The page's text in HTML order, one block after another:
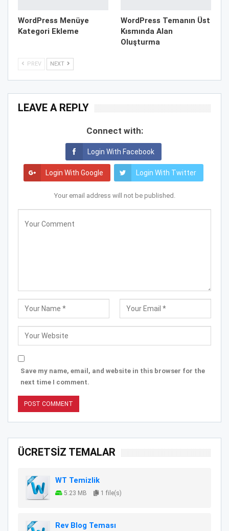
WordPress Menüye
Kategori Ekleme
WordPress Temanın Üst
Kısmında Alan
Oluşturma
PREV NEXT
LEAVE A REPLY
Connect with:
Login With Facebook
Login With Google Login With Twitter
Your email address will not be published.
Save my name, email, and website in this browser for the
next time I comment.
ÜCRETSİZ TEMALAR
WT Temizlik
5.23 MB 1 file(s)
Rev Blog Teması